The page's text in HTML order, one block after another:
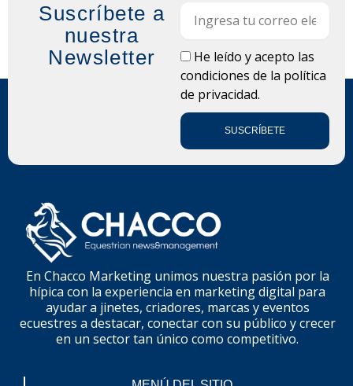
Suscríbete a
nuestra
Newsletter
LOPDHe leído y acepto las
condiciones de la política
de privacidad.
SUSCRÍBETE
En Chacco Marketing unimos nuestra pasión por la
hípica con la experiencia en marketing digital para
ayudar a jinetes, criadores, marcas y eventos
ecuestres a destacar, conectar con su público y crecer
en un sector tan único como competitivo.